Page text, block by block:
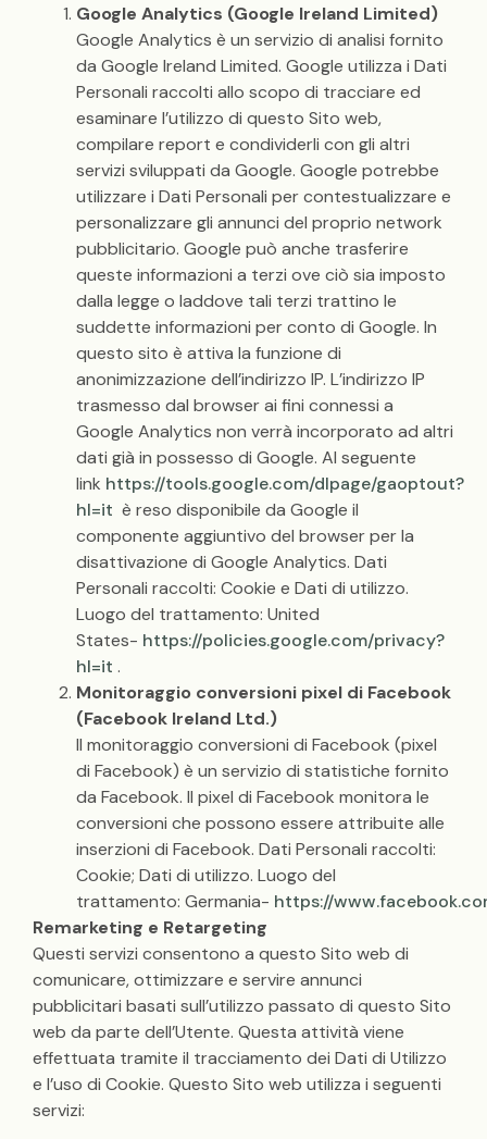
Google Analytics (Google Ireland Limited)
Google Analytics è un servizio di analisi fornito
da Google Ireland Limited. Google utilizza i Dati
Personali raccolti allo scopo di tracciare ed
esaminare l’utilizzo di questo Sito web,
compilare report e condividerli con gli altri
servizi sviluppati da Google. Google potrebbe
utilizzare i Dati Personali per contestualizzare e
personalizzare gli annunci del proprio network
pubblicitario. Google può anche trasferire
queste informazioni a terzi ove ciò sia imposto
dalla legge o laddove tali terzi trattino le
suddette informazioni per conto di Google. In
questo sito è attiva la funzione di
anonimizzazione dell’indirizzo IP. L’indirizzo IP
trasmesso dal browser ai fini connessi a
Google Analytics non verrà incorporato ad altri
dati già in possesso di Google. Al seguente
link https://tools.google.com/dlpage/gaoptout?
hl=it è reso disponibile da Google il
componente aggiuntivo del browser per la
disattivazione di Google Analytics. Dati
Personali raccolti: Cookie e Dati di utilizzo.
Luogo del trattamento: United
States- https://policies.google.com/privacy?
hl=it .
Monitoraggio conversioni pixel di Facebook
(Facebook Ireland Ltd.)
Il monitoraggio conversioni di Facebook (pixel
di Facebook) è un servizio di statistiche fornito
da Facebook. Il pixel di Facebook monitora le
conversioni che possono essere attribuite alle
inserzioni di Facebook. Dati Personali raccolti:
Cookie; Dati di utilizzo. Luogo del
trattamento: Germania- https://
Remarketing e Retargeting
Questi servizi consentono a questo Sito web di
comunicare, ottimizzare e servire annunci
pubblicitari basati sull’utilizzo passato di questo Sito
web da parte dell’Utente. Questa attività viene
effettuata tramite il tracciamento dei Dati di Utilizzo
e l’uso di Cookie. Questo Sito web utilizza i seguenti
servizi: